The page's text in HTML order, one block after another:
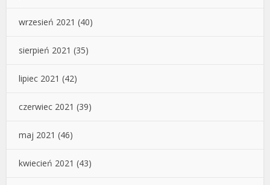
wrzesień 2021 (40)
sierpień 2021 (35)
lipiec 2021 (42)
czerwiec 2021 (39)
maj 2021 (46)
kwiecień 2021 (43)